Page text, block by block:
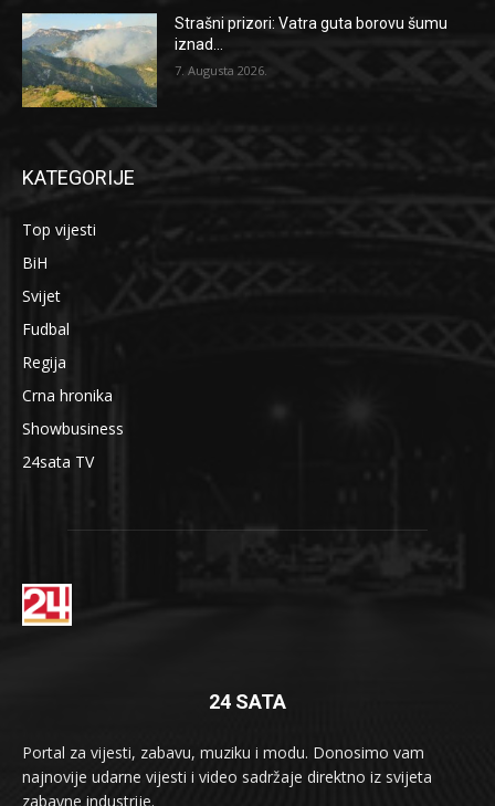
Strašni prizori: Vatra guta borovu šumu
iznad...
7. Augusta 2026.
KATEGORIJE
Top vijesti
BiH
Svijet
Fudbal
Regija
Crna hronika
Showbusiness
24sata TV
24 SATA
Portal za vijesti, zabavu, muziku i modu. Donosimo vam
najnovije udarne vijesti i video sadržaje direktno iz svijeta
zabavne industrije.